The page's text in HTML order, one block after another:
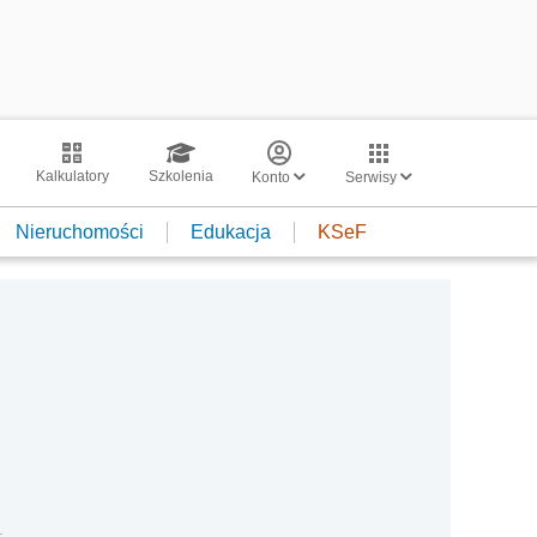
Kalkulatory Szkolenia Konto Serwisy
Nieruchomości Edukacja KSeF